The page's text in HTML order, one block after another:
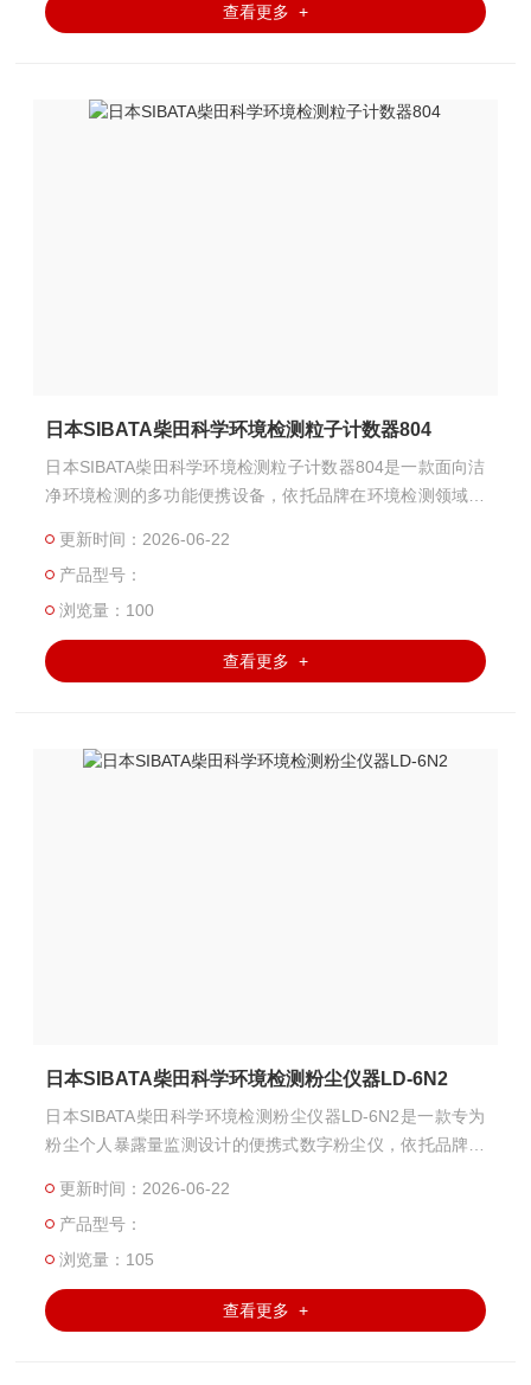
查看更多 +
日本SIBATA柴田科学环境检测粒子计数器804
日本SIBATA柴田科学环境检测粒子计数器804是一款面向洁
净环境检测的多功能便携设备，依托品牌在环境检测领域数
车间、实验室、医疗场所等场景颗粒物检测的高适配机型。
更新时间：2026-06-22
产品型号：
浏览量：100
查看更多 +
日本SIBATA柴田科学环境检测粉尘仪器LD-6N2
日本SIBATA柴田科学环境检测粉尘仪器LD-6N2是一款专为
粉尘个人暴露量监测设计的便携式数字粉尘仪，依托品牌成
域的经典机型，兼顾高精度与佩戴灵活性，适配各类工业现
场的移动监测需求。
更新时间：2026-06-22
产品型号：
浏览量：105
查看更多 +